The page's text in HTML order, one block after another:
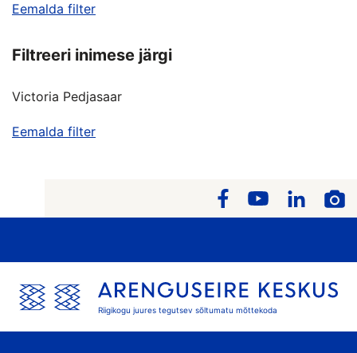
Eemalda filter
Filtreeri inimese järgi
Victoria Pedjasaar
Eemalda filter
Riigikogu juures tegutsev sõltumatu mõttekoda